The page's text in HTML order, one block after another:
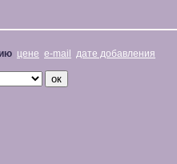
цене e-mail дате добавления